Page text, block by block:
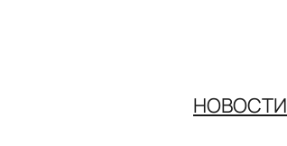
НОВОСТИ